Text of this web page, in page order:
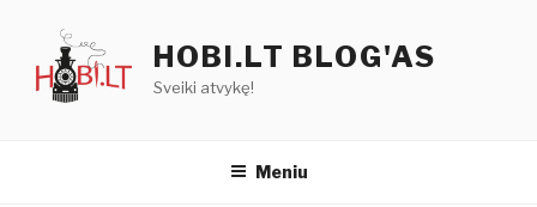
turinio
HOBI.LT BLOG'AS
Sveiki atvykę!
Meniu